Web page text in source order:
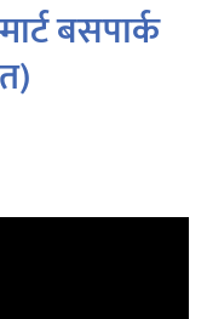
बसपार्क